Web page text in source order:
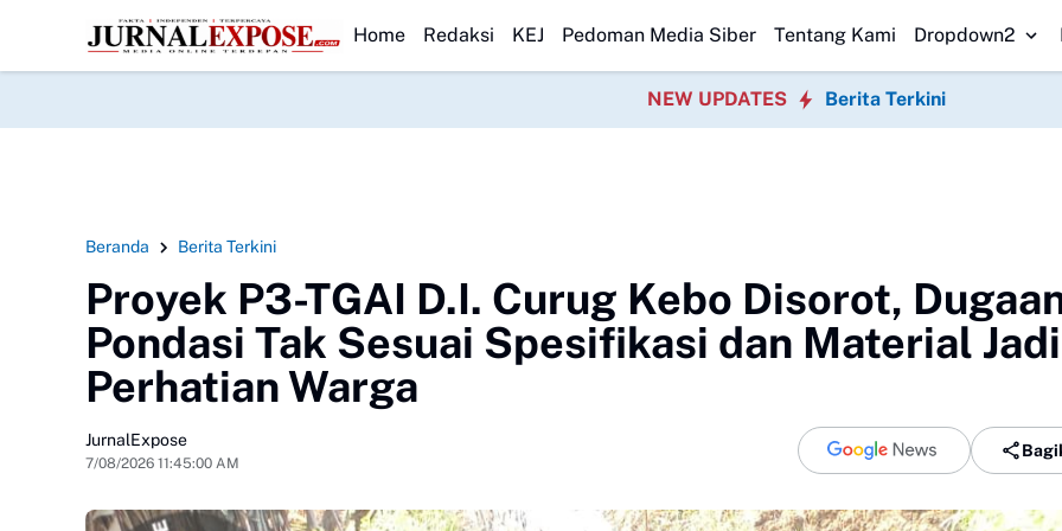
HEADLINE
Gorengan, Wali Murid SDN Pasirwalang Kecewa SEKBER FAHMI Desak Polrestabes Medan Transparan Usut Kematian Winda Forwatu
Home Redaksi KEJ Pedoman Media Siber Tentang Kami Dropdown2
NEW UPDATES Berita Terkini
Beranda Berita Terkini
Proyek P3-TGAI D.I. Curug Kebo Disorot,
Pondasi Tak Sesuai Spesifikasi dan Material Jadi
Perhatian Warga
JurnalExpose
7/08/2026 11:45:00 AM